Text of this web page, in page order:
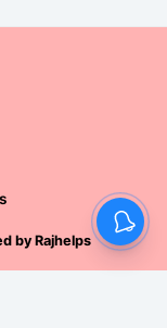
by Rajhelps